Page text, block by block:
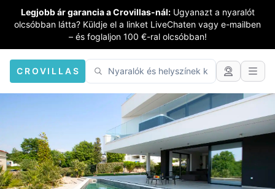
Legjobb ár garancia a Crovillas-nál: Ugyanazt a nyaralót
olcsóbban látta? Küldje el a linket LiveChaten vagy e-mailben
– és foglaljon 100 €-ral olcsóbban!
CROVILLAS